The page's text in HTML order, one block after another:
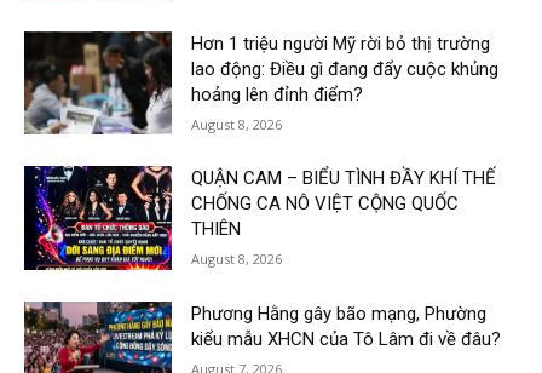
Hơn 1 triệu người Mỹ rời bỏ thị trường
lao động: Điều gì đang đẩy cuộc khủng
hoảng lên đỉnh điểm?
August 8, 2026
QUẬN CAM – BIỂU TÌNH ĐẦY KHÍ THẾ
CHỐNG CA NÔ VIỆT CỘNG QUỐC
THIÊN
August 8, 2026
Phương Hằng gây bão mạng, Phường
kiểu mẫu XHCN của Tô Lâm đi về đâu?
August 7, 2026